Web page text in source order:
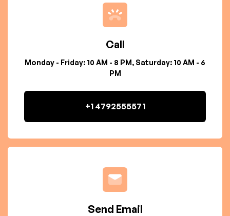
Call
Monday - Friday: 10 AM - 8 PM, Saturday: 10 AM - 6
PM
+1 4792555571
Send Email